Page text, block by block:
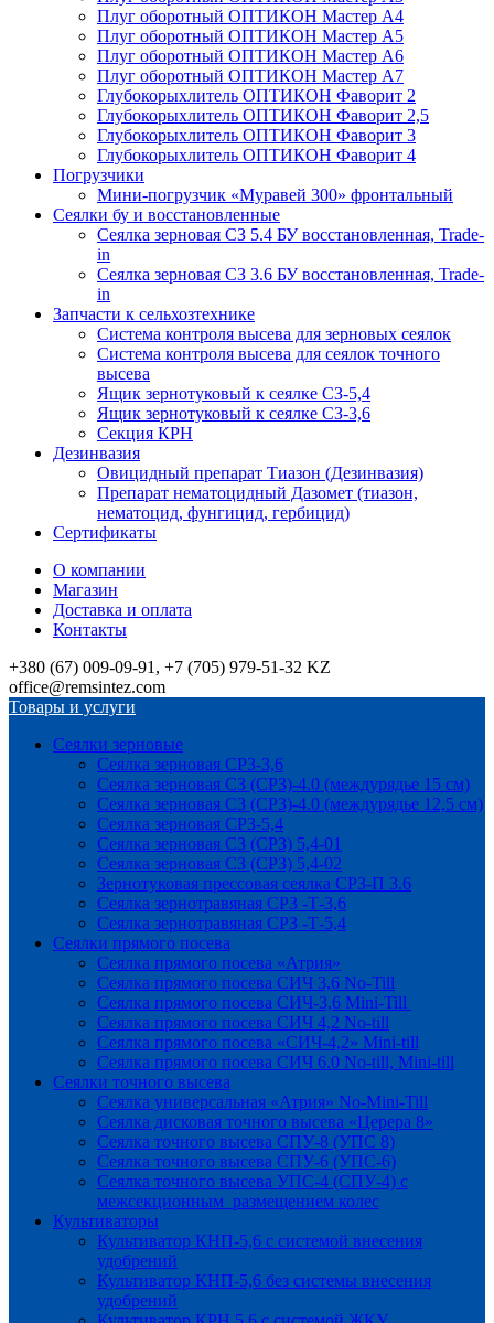
Плуг оборотный ОПТИКОН Мастер А4
Плуг оборотный ОПТИКОН Мастер А5
Плуг оборотный ОПТИКОН Мастер А6
Плуг оборотный ОПТИКОН Мастер А7
Глубокорыхлитель ОПТИКОН Фаворит 2
Глубокорыхлитель ОПТИКОН Фаворит 2,5
Глубокорыхлитель ОПТИКОН Фаворит 3
Глубокорыхлитель ОПТИКОН Фаворит 4
Погрузчики
Мини-погрузчик «Муравей 300» фронтальный
Сеялки бу и восстановленные
Сеялка зерновая СЗ 5.4 БУ восстановленная, Trade-
in
Сеялка зерновая СЗ 3.6 БУ восстановленная, Trade-
in
Запчасти к сельхозтехнике
Система контроля высева для зерновых сеялок
Система контроля высева для сеялок точного
высева
Ящик зернотуковый к сеялке СЗ-5,4
Ящик зернотуковый к сеялке СЗ-3,6
Секция КРН
Дезинвазия
Овицидный препарат Тиазон (Дезинвазия)
Препарат нематоцидный Дазомет (тиазон,
нематоцид, фунгицид, гербицид)
Сертификаты
О компании
Магазин
Доставка и оплата
Контакты
+380 (67) 009-09-91, +7 (705) 979-51-32 KZ
office@remsintez.com
Товары и услуги
Сеялки зерновые
Сеялка зерновая СРЗ-3,6
Сеялка зерновая СЗ (СРЗ)-4.0 (междурядье 15 см)
Сеялка зерновая СЗ (СРЗ)-4.0 (междурядье 12,5 см)
Сеялка зерновая СРЗ-5,4
Сеялка зерновая СЗ (СРЗ) 5,4-01
Сеялка зерновая СЗ (СРЗ) 5,4-02
Зернотуковая прессовая сеялка СРЗ-П 3.6
Сеялка зернотравяная СРЗ -Т-3,6
Сеялка зернотравяная СРЗ -Т-5,4
Сеялки прямого посева
Сеялка прямого посева «Атрия»
Сеялка прямого посева СИЧ 3,6 No-Till
Сеялка прямого посева СИЧ-3,6 Mini-Till
Сеялка прямого посева СИЧ 4,2 No-till
Сеялка прямого посева «СИЧ-4,2» Mini-till
Сеялка прямого посева СИЧ 6.0 No-till, Mini-till
Сеялки точного высева
Сеялка универсальная «Атрия» No-Mini-Till
Сеялка дисковая точного высева «Церера 8»
Сеялка точного высева СПУ-8 (УПС 8)
Сеялка точного высева СПУ-6 (УПС-6)
Сеялка точного высева УПС-4 (СПУ-4) с
межсекционным размещением колес
Культиваторы
Культиватор КНП-5,6 с системой внесения
удобрений
Культиватор КНП-5,6 без системы внесения
удобрений